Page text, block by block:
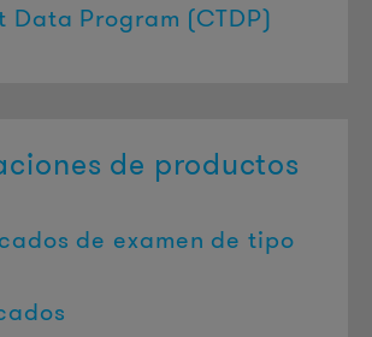
Data Program (CTDP)
de productos
de examen de tipo